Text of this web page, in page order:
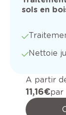
sols en
Nettoie
A partir
11,16 €par